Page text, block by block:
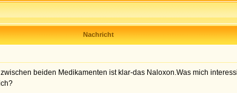
Nachricht
beiden Medikamenten ist klar-das Naloxon.Was mich